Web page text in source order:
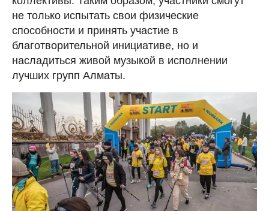
не только испытать свои физические
способности и принять участие в
благотворительной инициативе, но и
насладиться живой музыкой в исполнении
лучших групп Алматы.